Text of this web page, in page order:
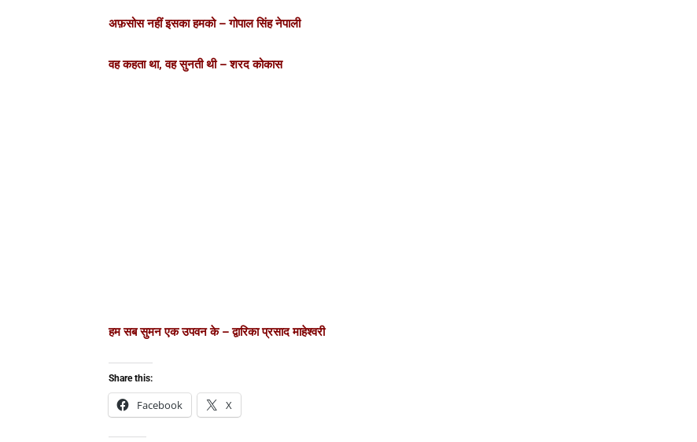
अफ़सोस नहीं इसका हमको – गोपाल सिंह नेपाली
वह कहता था, वह सुनती थी – शरद कोकास
हम सब सुमन एक उपवन के – द्वारिका प्रसाद माहेश्वरी
Share this:
Facebook X